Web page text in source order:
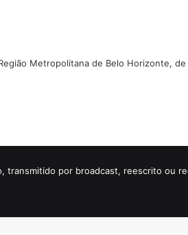
Metropolitana de Belo Horizonte, de
transmitido por broadcast, reescrito ou